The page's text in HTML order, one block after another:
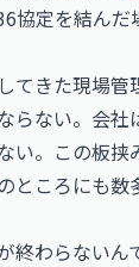
協定を結んだ
てきた現場管
らない。会社
い。この板挟
ところにも数
終わらない